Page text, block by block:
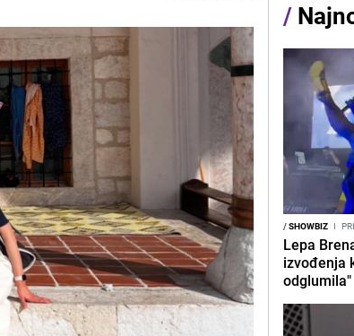
/
/SHOWBIZ I
Lepa
izvođenja
odglumila"